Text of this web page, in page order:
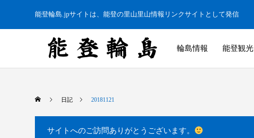
能登輪島.jpサイトは、能登の里山里山情報リンクサイトとして発信
輪島情報 能登観光
日記 20181121
サイトへのご訪問ありがとうございます。